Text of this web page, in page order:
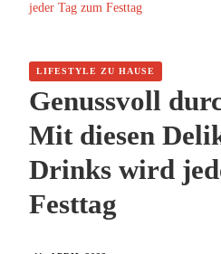
jeder Tag zum Festtag
LIFESTYLE ZU HAUSE
Genussvoll
Mit diesen
Drinks wird
Festtag